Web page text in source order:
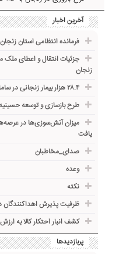
آخرین اخبار
فرمانده انتظامی استان
جزئیات انتقال و اعطای
زنجان
۲۸.۴ هزار بیمار زنجانی در سامانه بیمه سلامت نشاندار شدند
طرح بازسازی و توسعه
یافت
صدای_مخاطبان
وعده
نکته
ظرفیت پذیرش اهداکنندگان در زنجان ۵۰
کشف انبار احتکار کالا به ارزش ۵۲ میلیارد ریال در زنجان
پربازدیدها